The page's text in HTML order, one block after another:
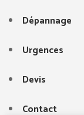
Dépannage
Urgences
Devis
Contact